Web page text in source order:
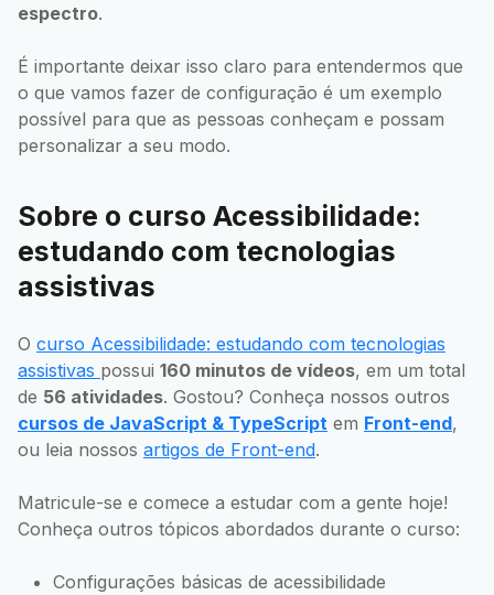
espectro.
É importante deixar isso claro para entendermos que
o que vamos fazer de configuração é um exemplo
possível para que as pessoas conheçam e possam
personalizar a seu modo.
Sobre o curso Acessibilidade:
estudando com tecnologias
assistivas
O curso Acessibilidade: estudando com tecnologias
assistivas possui 160 minutos de vídeos, em um total
de 56 atividades. Gostou? Conheça nossos outros
cursos de JavaScript & TypeScript em Front-end,
ou leia nossos artigos de Front-end.
Matricule-se e comece a estudar com a gente hoje!
Conheça outros tópicos abordados durante o curso:
Configurações básicas de acessibilidade